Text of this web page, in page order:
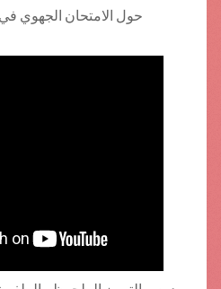
حول الامتحان الجهوي في